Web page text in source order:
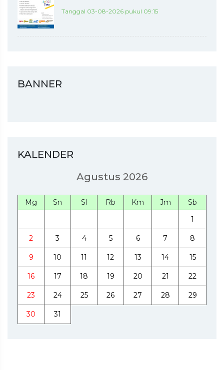
Tanggal 03-08-2026 pukul 09:15
BANNER
KALENDER
Agustus 2026
Mg Sn Sl Rb Km Jm
Sb
1
2 3 4 5 6 7 8
9 10 11 12 13 14 15
16 17 18 19 20 21 22
23 24 25 26 27 28 29
30 31